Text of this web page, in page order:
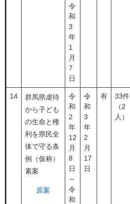
令
和
3
年
1
月
7
日
14
群馬県虐待
から子ども
の生命と権
利を県民全
体で守る条
例（仮称）
素案
原案
令
和
2
年
12
月
8
日
～
令
和
令
和
3
年
2
月
17
日
有
33件
（2
人）